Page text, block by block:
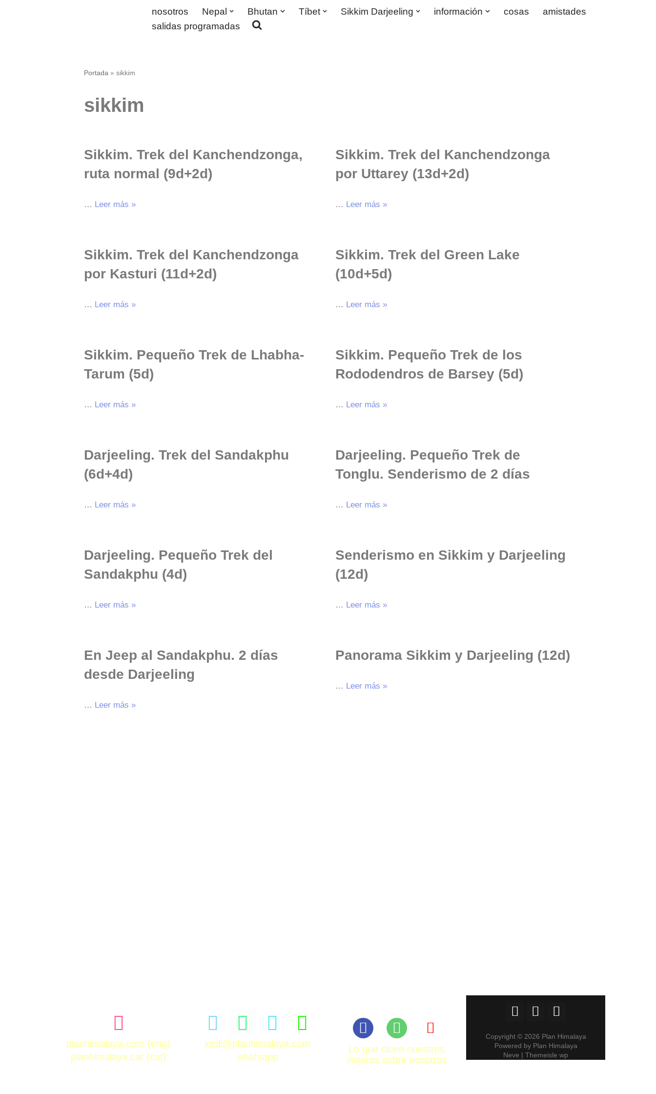
nosotros Nepal Bhutan Tíbet Sikkim Darjeeling información cosas
amistades
salidas programadas
Portada » sikkim
sikkim
Sikkim. Trek del Kanchendzonga,
ruta normal (9d+2d)
… Leer más »
Sikkim. Trek del Kanchendzonga
por Uttarey (13d+2d)
… Leer más »
Sikkim. Trek del Kanchendzonga
por Kasturi (11d+2d)
… Leer más »
Sikkim. Trek del Green Lake
(10d+5d)
… Leer más »
Sikkim. Pequeño Trek de Lhabha-
Tarum (5d)
… Leer más »
Sikkim. Pequeño Trek de los
Rododendros de Barsey (5d)
… Leer más »
Darjeeling. Trek del Sandakphu
(6d+4d)
… Leer más »
Darjeeling. Pequeño Trek de
Tonglu. Senderismo de 2 días
… Leer más »
Darjeeling. Pequeño Trek del
Sandakphu (4d)
… Leer más »
Senderismo en Sikkim y Darjeeling
(12d)
… Leer más »
En Jeep al Sandakphu. 2 días
desde Darjeeling
… Leer más »
Panorama Sikkim y Darjeeling (12d)
… Leer más »
planhimalaya.com (eng)
planhimalaya.cat(cat)
jordi@planhimalaya.com
whatsapp
Lo que dicen nuestros
viajeros sobre nosotros
Copyright © 2026 Plan Himalaya
Powered by Plan Himalaya
Neve | Themeisle wp